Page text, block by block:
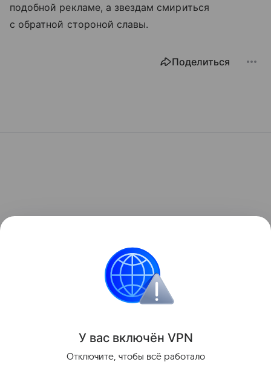
подобной рекламе, а звездам смириться
с обратной стороной славы.
Поделиться
У вас включён VPN
Отключите, чтобы всё работало